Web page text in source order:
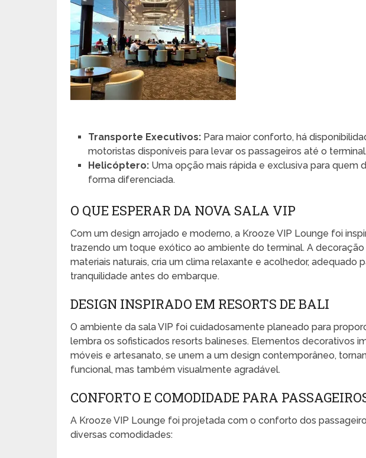
Transporte Executivos: Para maior conforto, há
motoristas disponíveis para levar os passageiros até o terminal.
Helicóptero: Uma opção mais rápida e exclusiva para quem
forma diferenciada.
O QUE ESPERAR DA NOVA SALA VIP
Com um design arrojado e moderno, a Krooze VIP Lounge foi
trazendo um toque exótico ao ambiente do terminal. A
materiais naturais, cria um clima relaxante e acolhedor, adequado
tranquilidade antes do embarque.
DESIGN INSPIRADO EM RESORTS DE BALI
O ambiente da sala VIP foi cuidadosamente planeado para
lembra os sofisticados resorts balineses. Elementos decorativos
móveis e artesanato, se unem a um design contemporâneo,
funcional, mas também visualmente agradável.
CONFORTO E COMODIDADE PARA
A Krooze VIP Lounge foi projetada com o conforto dos
diversas comodidades: